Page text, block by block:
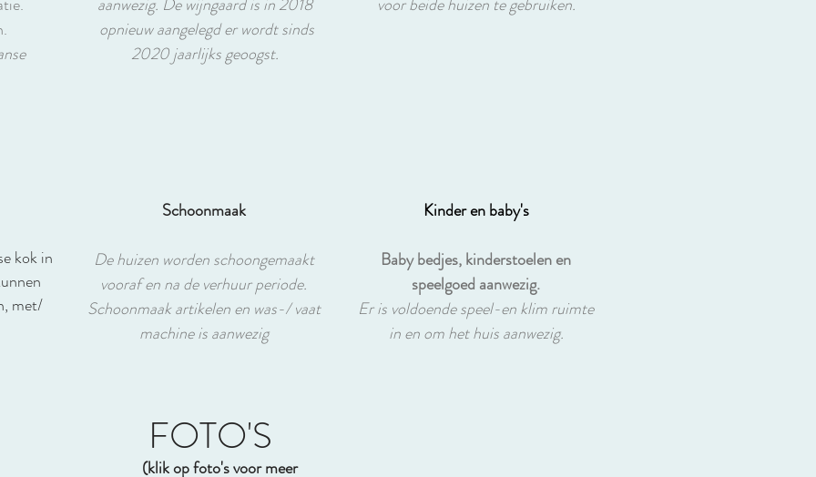
kok in
met/
opnieuw aangelegd er wordt sinds
2020 jaarlijks geoogst.
Schoonmaak
De huizen worden schoongemaakt
vooraf en na de verhuur periode.
Schoonmaak artikelen en was-/ vaat
machine is aanwezig
Kinder en baby's
Baby bedjes, kinderstoelen en
speelgoed aanwezig.
Er is voldoende speel-en klim ruimte
in en om het huis aanwezig.
FOTO'S
(klik op foto's voor meer